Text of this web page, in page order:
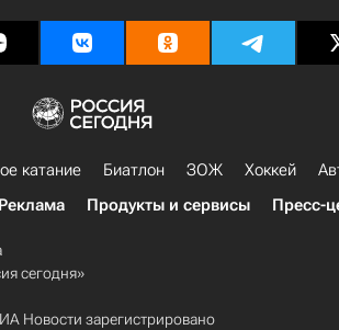
катание Биатлон ЗОЖ Хоккей
Реклама Продукты и сервисы Пресс-
сегодня»
Новости зарегистрировано